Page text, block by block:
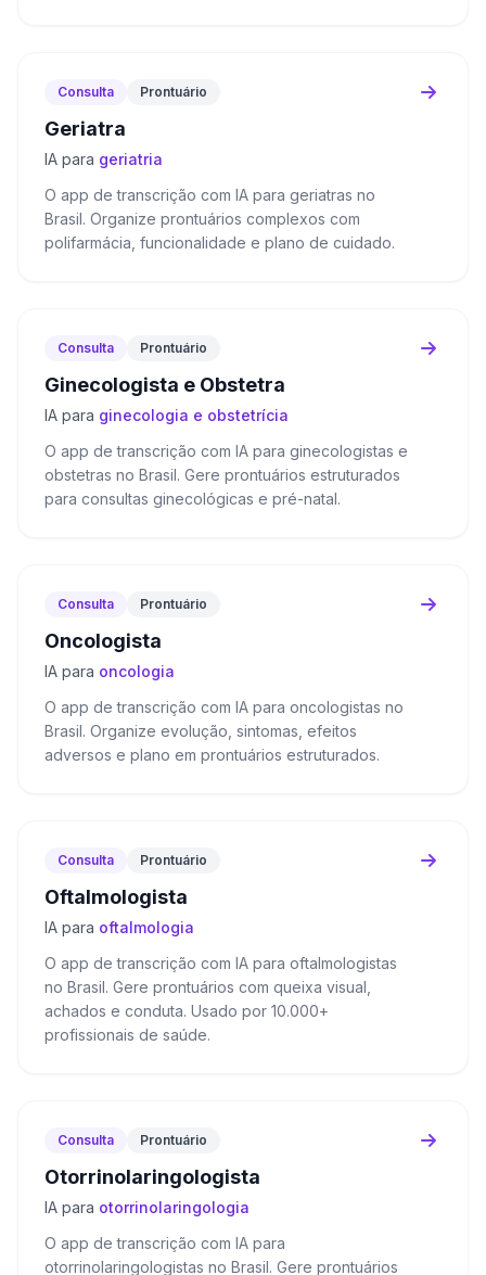
Consulta Prontuário
Geriatra
IA para geriatria
O app de transcrição com IA para geriatras no
Brasil. Organize prontuários complexos com
polifarmácia, funcionalidade e plano de cuidado.
Consulta Prontuário
Ginecologista e Obstetra
IA para ginecologia e obstetrícia
O app de transcrição com IA para ginecologistas e
obstetras no Brasil. Gere prontuários estruturados
para consultas ginecológicas e pré-natal.
Consulta Prontuário
Oncologista
IA para oncologia
O app de transcrição com IA para oncologistas no
Brasil. Organize evolução, sintomas, efeitos
adversos e plano em prontuários estruturados.
Consulta Prontuário
Oftalmologista
IA para oftalmologia
O app de transcrição com IA para oftalmologistas
no Brasil. Gere prontuários com queixa visual,
achados e conduta. Usado por 10.000+
profissionais de saúde.
Consulta Prontuário
Otorrinolaringologista
IA para otorrinolaringologia
O app de transcrição com IA para
otorrinolaringologistas no Brasil. Gere prontuários